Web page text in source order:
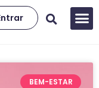
BEM-ESTAR